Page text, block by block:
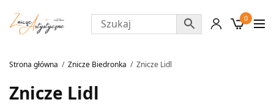
0
Strona główna Znicze Biedronka Znicze Lidl
Znicze Lidl